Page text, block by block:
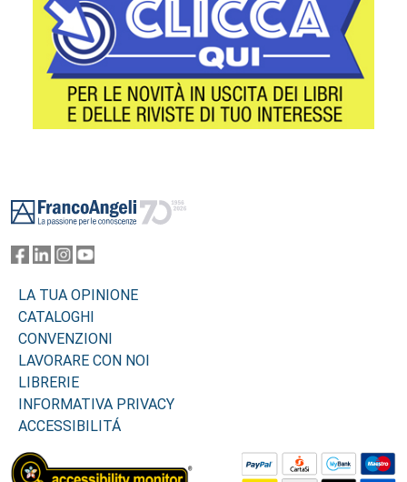
LA TUA OPINIONE
CATALOGHI
CONVENZIONI
LAVORARE CON NOI
LIBRERIE
INFORMATIVA PRIVACY
ACCESSIBILITÁ